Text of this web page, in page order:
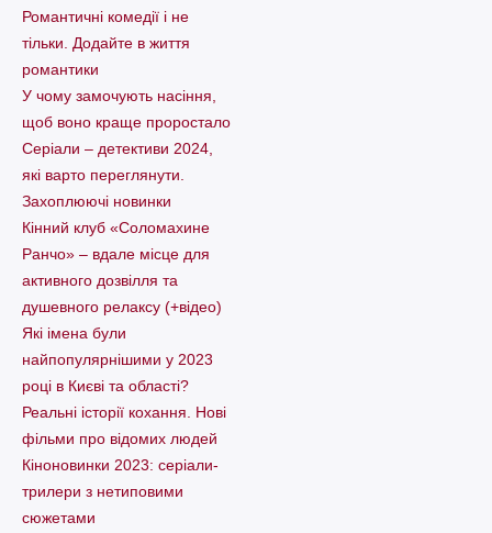
Романтичні комедії і не
тільки. Додайте в життя
романтики
У чому замочують насіння,
щоб воно краще проростало
Серіали – детективи 2024,
які варто пеpеглянути.
Захоплюючі новинки
Кінний клуб «Соломахине
Ранчо» – вдале місце для
активного дозвілля та
душевного релаксу (+відео)
Які імена були
найпопулярнішими у 2023
році в Києві та області?
Реальні історії кохання. Нові
фільми про відомих людей
Кіноновинки 2023: серіали-
трилери з нетиповими
сюжетами